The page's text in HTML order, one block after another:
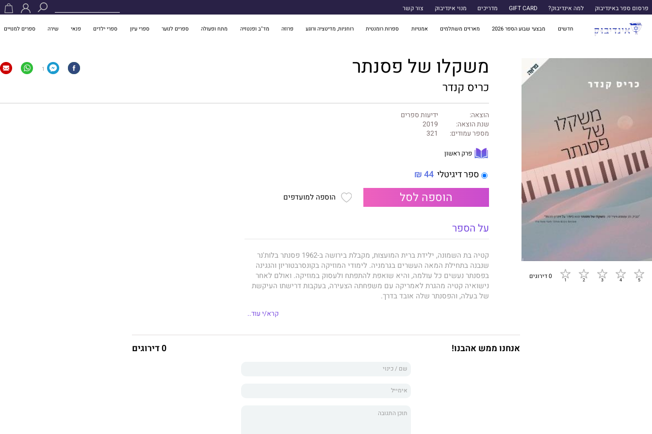
פרסום ספר באינדיבוק למה אינדיבוק? GIFT CARD מדריכים מנוי אינדיבוק צור קשר
חדשים מבצעי שבוע הספר 2026 מארזים משתלמים אמנויות ספרות רומנטית רוחניות, מדיטציה ורוגע פרוזה מד"ב ופנטזיה מתח ופעולה ספרים לנוער ספרי עיון ספרי ילדים פנאי שירה ספרים למנויים
0 דירוגים
משקלו של פסנתר 1
כריס קנדר
הוצאה:
ידיעות ספרים
שנת הוצאה:
2019
מספר עמודים:
321
פרק ראשון
ספר דיגיטלי 44 ₪
הוספה לסל הוספה למועדפים
על הספר
קטיה בת השמונה, ילידת ברית המועצות, מקבלת בירושה ב-1962 פסנתר בלות'נר
שנבנה בתחילת המאה העשרים בגרמניה. לימודי המוזיקה בקונסרבטוריון והנגינה
בפסנתר נעשים כל עולמה, והיא שואפת להתפתח ולעסוק במוזיקה. ואולם לאחר
נישואיה קטיה מהגרת לאמריקה עם משפחתה הצעירה, בעקבות דרישתו העיקשת
של בעלה, והפסנתר שלה אובד בדרך.
חדשה הוא עניין מורכב, בגלל מתנה שהעניק לה אביה ביום הולדתה השנים-עשר,
מחליטה קלרה למכור את הפסנתר, ולשמחתה היא אינה מתקשה למצוא קונה, אבל
הקשרים המסתוריים והטרגיים בן קטיה לקלרה, ובין שתיהן לפסנתר הבלות'נר,
קרא/י עוד..
אנחנו ממש אהבנו! 0 דירוגים